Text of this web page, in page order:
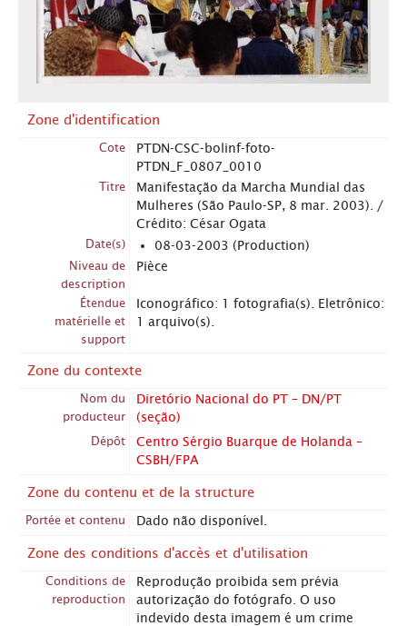
Zone d'identification
Cote
PTDN-CSC-bolinf-foto-
PTDN_F_0807_0010
Titre
Manifestação da Marcha Mundial das
Mulheres (São Paulo-SP, 8 mar. 2003). /
Crédito: César Ogata
Date(s) 08-03-2003 (Production)
Niveau de
description
Pièce
Étendue
matérielle et
support
Iconográfico: 1 fotografia(s). Eletrônico:
1 arquivo(s).
Zone du contexte
Nom du
producteur
Diretório Nacional do PT – DN/PT
(seção)
Dépôt
Centro Sérgio Buarque de Holanda –
CSBH/FPA
Zone du contenu et de la structure
Portée et contenu Dado não disponível.
Zone des conditions d'accès et d'utilisation
Conditions de
reproduction
Reprodução proibida sem prévia
autorização do fotógrafo. O uso
indevido desta imagem é um crime